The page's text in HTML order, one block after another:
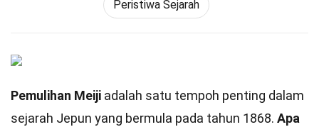
Peristiwa Sejarah
Pemulihan Meiji adalah satu tempoh penting dalam
sejarah Jepun yang bermula pada tahun 1868. Apa